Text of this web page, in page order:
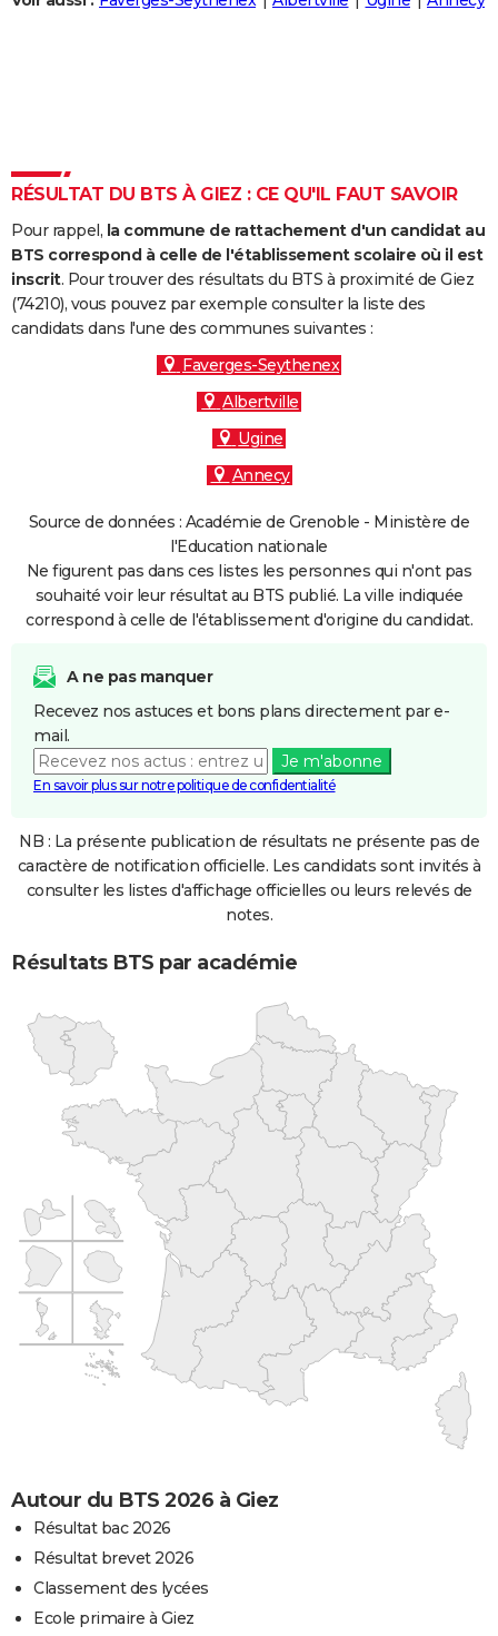
Carte de Noël
Carte Bonne année
Carte Saint-Valentin
Carte Pâques
Carte d'anniversaire
Dictionnaire
Biographies
Citations
Expressions
Proverbes
PROGRAMME TV
COPAINS D'AVANT
S'inscrire
Se connecter
Lycées
Collèges
Primaires
Universités
Entreprises
Service militaire
Avis de recherche
RÉSULTAT DU BTS À GIEZ : CE QU'IL FAUT SAVOIR
Pour rappel, la commune de rattachement d'un candidat au
BTS correspond à celle de l'établissement scolaire où il est
inscrit. Pour trouver des résultats du BTS à proximité de Giez
(74210), vous pouvez par exemple consulter la liste des
candidats dans l'une des communes suivantes :
Faverges-Seythenex
Albertville
Ugine
Annecy
Source de données : Académie de Grenoble - Ministère de
l'Education nationale
Ne figurent pas dans ces listes les personnes qui n'ont pas
souhaité voir leur résultat au BTS publié. La ville indiquée
correspond à celle de l'établissement d'origine du candidat.
A ne pas manquer
Recevez nos astuces et bons plans directement par e-
mail.
Je m'abonne
En savoir plus sur notre politique de confidentialité
NB : La présente publication de résultats ne présente pas de
caractère de notification officielle. Les candidats sont invités à
consulter les listes d'affichage officielles ou leurs relevés de
notes.
Résultats BTS par académie
Autour du BTS 2026 à Giez
Résultat bac 2026
Résultat brevet 2026
Classement des lycées
Ecole primaire à Giez